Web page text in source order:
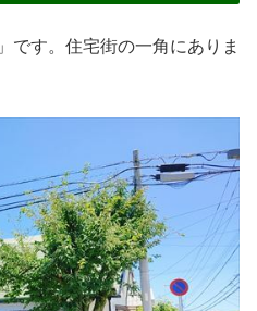
です。住宅街の一角にありま